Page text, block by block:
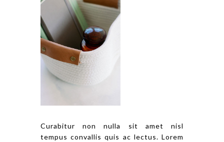
Curabitur non nulla sit amet nisl
tempus convallis quis ac lectus. Lorem